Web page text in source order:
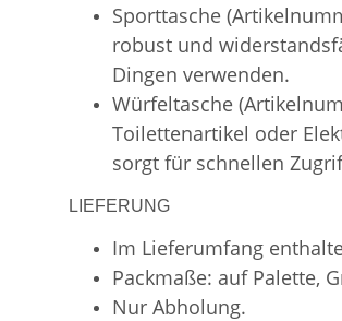
Sporttasche
robust und
Dingen verwenden.
Würfeltasche
Toilettenartikel oder
sorgt für schnellen
LIEFERUNG
Im Lieferumfang
Packmaße: auf Palette,
Nur Abholung.